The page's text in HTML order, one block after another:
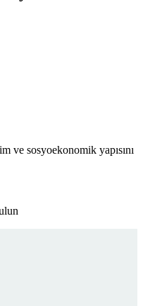
ve sosyoekonomik yapısını